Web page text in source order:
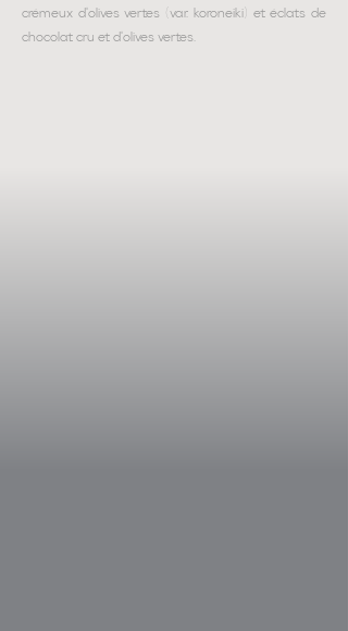
crémeux d'olives vertes (var. koroneiki) et éclats de
chocolat cru et d'olives vertes.